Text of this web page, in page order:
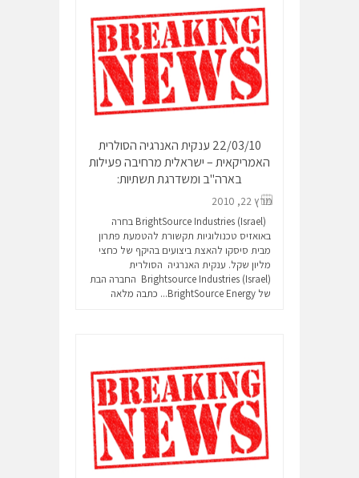
22/03/10 ענקית האנרגיה הסולרית
האמריקאית – ישראלית מרחיבה פעילות
בארה"ב ומשדרגת תשתיות:
מרץ 22, 2010
BrightSource Industries (Israel) בחרה
באואזיס טכנולוגיות תקשורת להטמעת פתרון
מבית סיסקו להאצת ביצועים בהיקף של כחצי
מליון שקל. ענקית האנרגיה הסולרית
Brightsource Industries (Israel) החברה הבת
של BrightSource Energy...
כתבה מלאה